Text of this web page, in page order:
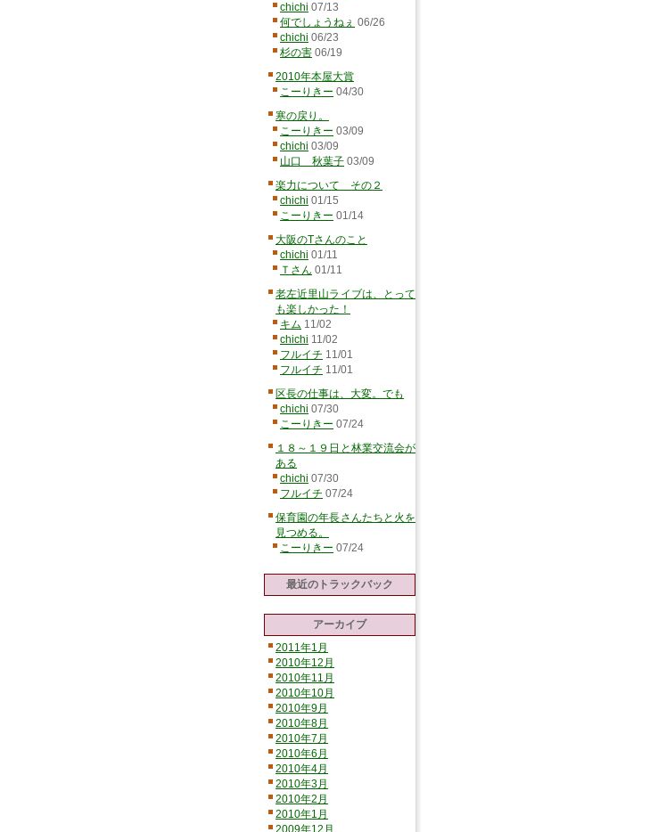
chichi 07/13
何でしょうねぇ 06/26
chichi 06/23
杉の害 06/19
2010年本屋大賞
こーりきー 04/30
寒の戻り。
こーりきー 03/09
chichi 03/09
山口 秋葉子 03/09
楽力について その２
chichi 01/15
こーりきー 01/14
大阪のTさんのこと
chichi 01/11
Ｔさん 01/11
老左近里山ライブは、とって
も楽しかった！
キム 11/02
chichi 11/02
フルイチ 11/01
フルイチ 11/01
区長の仕事は、大変。でも
chichi 07/30
こーりきー 07/24
１８～１９日と林業交流会が
ある
chichi 07/30
フルイチ 07/24
保育園の年長さんたちと火を
見つめる。
こーりきー 07/24
最近のトラックバック
アーカイブ
2011年1月
2010年12月
2010年11月
2010年10月
2010年9月
2010年8月
2010年7月
2010年6月
2010年4月
2010年3月
2010年2月
2010年1月
2009年12月